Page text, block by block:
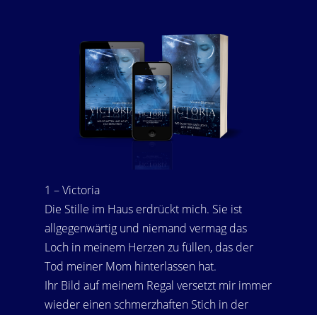
1 – Victoria
Die Stille im Haus erdrückt mich. Sie ist
allgegenwärtig und niemand vermag das
Loch in meinem Herzen zu füllen, das der
Tod meiner Mom hinterlassen hat.
Ihr Bild auf meinem Regal versetzt mir immer
wieder einen schmerzhaften Stich in der